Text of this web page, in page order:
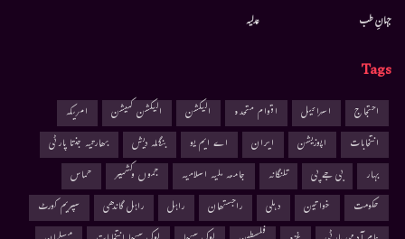
جہانِ طب
عدلیہ
Tags
احتجاج اسرائیل اقوام متحدہ الیکشن الیکشن کمیشن
امریکہ
انتخابات
اپوزیشن ایران اے ایم یو بنگلہ دیش
بھارتیہ جنتا پارٹی
بہار
بی جے پی تلنگانہ جامعہ ملیہ اسلامیہ جموں وکشمیر
حماس
حکومت
خواتین دہلی راجستھان راہل راہل گاندھی
سپریم کورٹ